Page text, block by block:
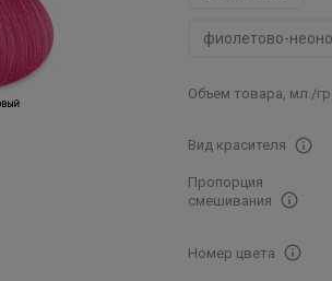
фиолетово-
Объем товара, мл./гр
Вид красителя
Пропорция
смешивания
Номер цвета